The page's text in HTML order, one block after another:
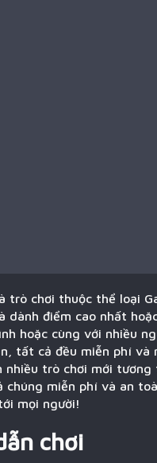
trò chơi thuộc thể loại
dành điểm cao nhất
hoặc cùng với nhiều
tất cả đều miễn phí và
nhiều trò chơi mới tương
chúng miễn phí và an
mọi người!
chơi